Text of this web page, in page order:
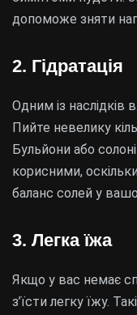
допоможе зняти
2. Гідратація
Одним із наслідків
Пийте невелику
Бульйони або
корисними,
баланс солей у
3. Легка їжа
Якщо у вас немає
з’їсти легку їжу.